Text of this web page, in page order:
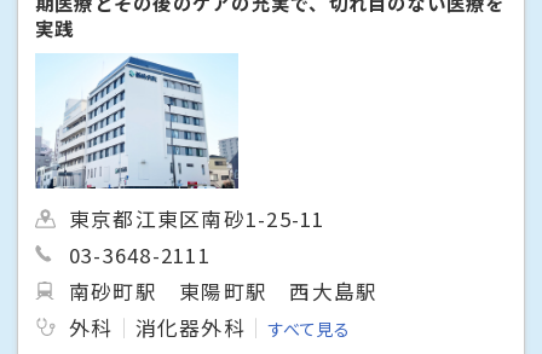
実践
東京都江東区南砂1-25-11
03-3648-2111
南砂町駅 東陽町駅 西大島駅
外科
消化器外科 すべて見る